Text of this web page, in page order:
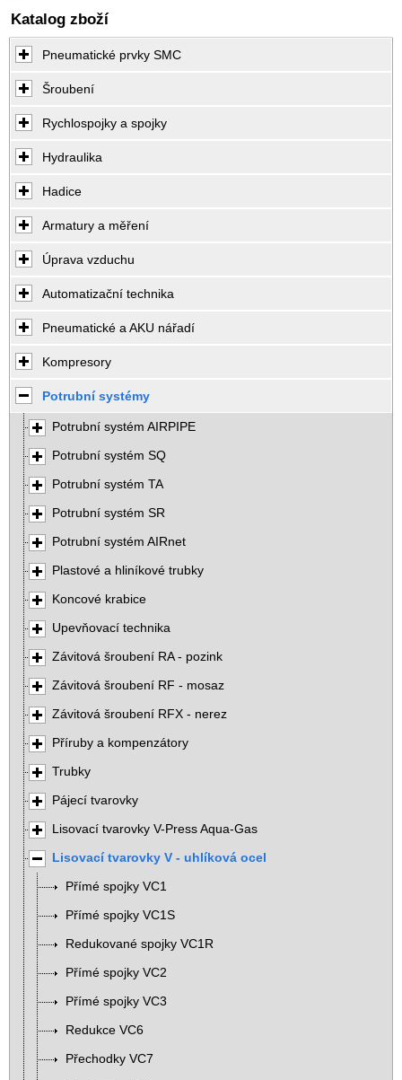
Katalog zboží
Pneumatické prvky SMC
Šroubení
Rychlospojky a spojky
Hydraulika
Hadice
Armatury a měření
Úprava vzduchu
Automatizační technika
Pneumatické a AKU nářadí
Kompresory
Potrubní systémy
Potrubní systém AIRPIPE
Potrubní systém SQ
Potrubní systém TA
Potrubní systém SR
Potrubní systém AIRnet
Plastové a hliníkové trubky
Koncové krabice
Upevňovací technika
Závitová šroubení RA - pozink
Závitová šroubení RF - mosaz
Závitová šroubení RFX - nerez
Příruby a kompenzátory
Trubky
Pájecí tvarovky
Lisovací tvarovky V-Press Aqua-Gas
Lisovací tvarovky V - uhlíková ocel
Přímé spojky VC1
Přímé spojky VC1S
Redukované spojky VC1R
Přímé spojky VC2
Přímé spojky VC3
Redukce VC6
Přechodky VC7